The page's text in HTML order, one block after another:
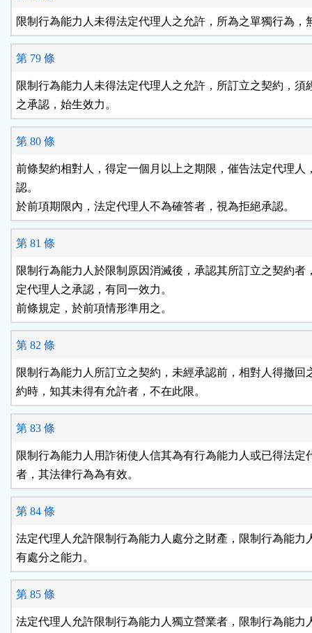
限制行為能力人未得法定代理人之允許，所為之單獨行為，
第 79 條
限制行為能力人未得法定代理人之允許，所訂立之契約，須
之承認，始生效力。
第 80 條
前條契約相對人，得定一個月以上之期限，催告法定代理人
認。
於前項期限內，法定代理人不為確答者，視為拒絕承認。
第 81 條
限制行為能力人於限制原因消滅後，承認其所訂立之契約者
定代理人之承認，有同一效力。
前條規定，於前項情形準用之。
第 82 條
限制行為能力人所訂立之契約，未經承認前，相對人得撤回
約時，知其未得有允許者，不在此限。
第 83 條
限制行為能力人用詐術使人信其為有行為能力人或已得法定
者，其法律行為為有效。
第 84 條
法定代理人允許限制行為能力人處分之財產，限制行為能力
有處分之能力。
第 85 條
法定代理人允許限制行為能力人獨立營業者，限制行為能力